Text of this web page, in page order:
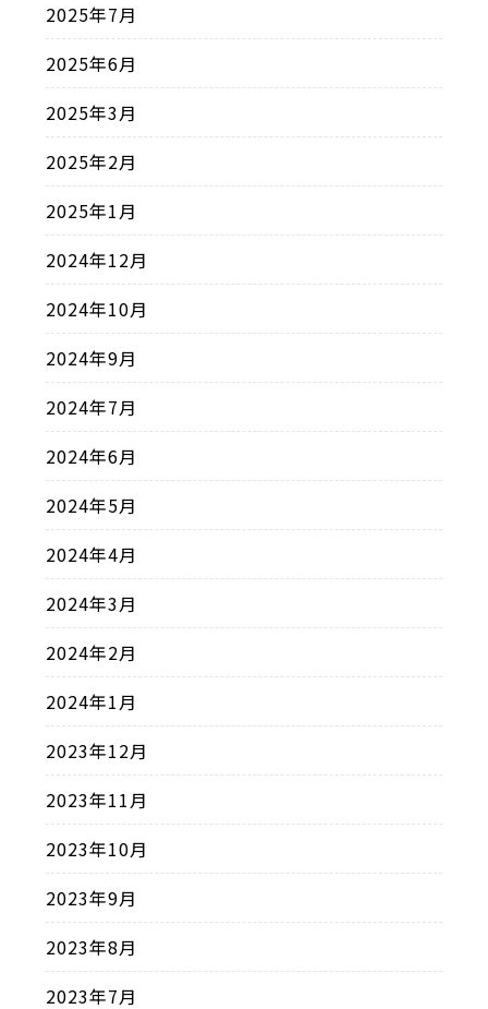
2025年7月
2025年6月
2025年3月
2025年2月
2025年1月
2024年12月
2024年10月
2024年9月
2024年7月
2024年6月
2024年5月
2024年4月
2024年3月
2024年2月
2024年1月
2023年12月
2023年11月
2023年10月
2023年9月
2023年8月
2023年7月